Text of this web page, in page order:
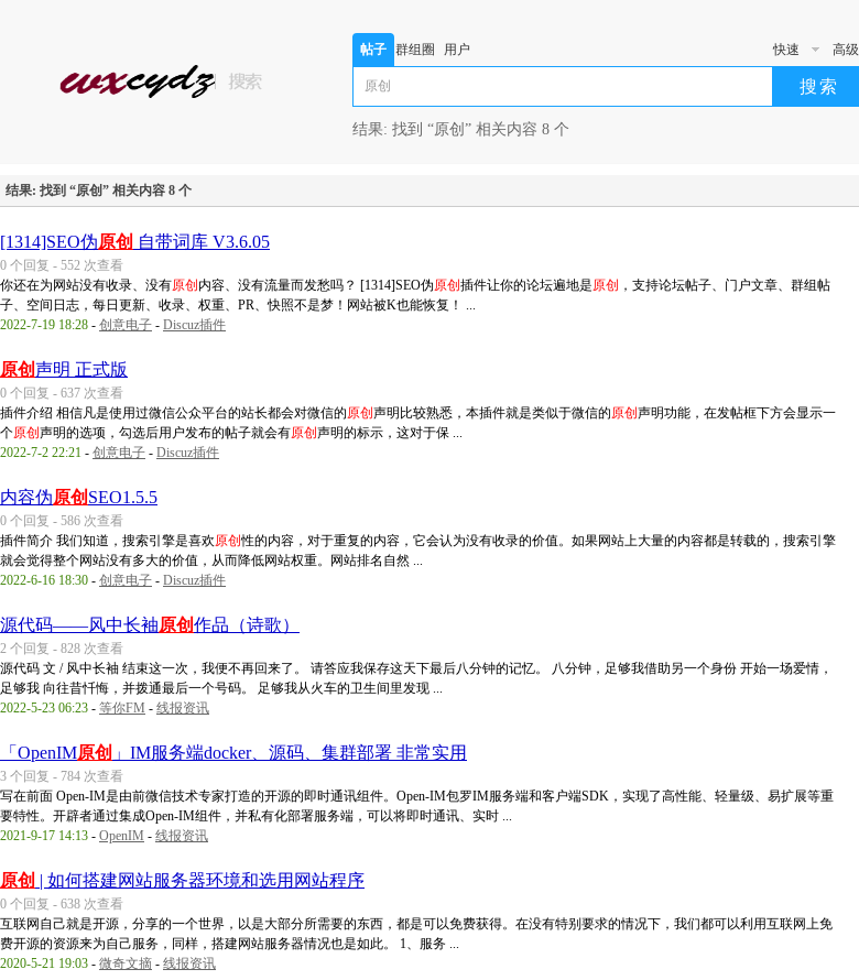
快速 高级
帖子 群组圈 用户
搜索
结果: 找到 “原创 ” 相关内容 8 个
结果: 找到 “原创” 相关内容 8 个
[1314]SEO伪原创 自带词库 V3.6.05
0 个回复 - 552 次查看
你还在为网站没有收录、没有原创 内容、没有流量而发愁吗？ [1314]SEO伪原创 插件让你的论坛遍地是原创 ，支持论坛帖子、门户文章、群组帖
子、空间日志，每日更新、收录、权重、PR、快照不是梦！网站被K也能恢复！ ...
2022-7-19 18:28 - 创意电子 - Discuz插件
原创声明 正式版
0 个回复 - 637 次查看
插件介绍 相信凡是使用过微信公众平台的站长都会对微信的原创 声明比较熟悉，本插件就是类似于微信的原创 声明功能，在发帖框下方会显示一
个原创 声明的选项，勾选后用户发布的帖子就会有原创 声明的标示，这对于保 ...
2022-7-2 22:21 - 创意电子 - Discuz插件
内容伪原创 SEO1.5.5
0 个回复 - 586 次查看
插件简介 我们知道，搜索引擎是喜欢原创性的内容，对于重复的内容，它会认为没有收录的价值。如果网站上大量的内容都是转载的，搜索引擎
就会觉得整个网站没有多大的价值，从而降低网站权重。网站排名自然 ...
2022-6-16 18:30 - 创意电子 - Discuz插件
源代码——风中长袖原创作品（诗歌）
2 个回复 - 828 次查看
源代码 文 / 风中长袖 结束这一次，我便不再回来了。 请答应我保存这天下最后八分钟的记忆。 八分钟，足够我借助另一个身份 开始一场爱情，
足够我 向往昔忏悔，并拨通最后一个号码。 足够我从火车的卫生间里发现 ...
2022-5-23 06:23 - 等你FM - 线报资讯
「OpenIM原创 」IM服务端docker、源码、集群部署 非常实用
3 个回复 - 784 次查看
写在前面 Open-IM是由前微信技术专家打造的开源的即时通讯组件。Open-IM包罗IM服务端和客户端SDK，实现了高性能、轻量级、易扩展等重
要特性。开辟者通过集成Open-IM组件，并私有化部署服务端，可以将即时通讯、实时 ...
2021-9-17 14:13 - OpenIM - 线报资讯
原创 | 如何搭建网站服务器环境和选用网站程序
0 个回复 - 638 次查看
互联网自己就是开源，分享的一个世界，以是大部分所需要的东西，都是可以免费获得。在没有特别要求的情况下，我们都可以利用互联网上免
费开源的资源来为自己服务，同样，搭建网站服务器情况也是如此。 1、服务 ...
2020-5-21 19:03 - 微奇文摘 - 线报资讯